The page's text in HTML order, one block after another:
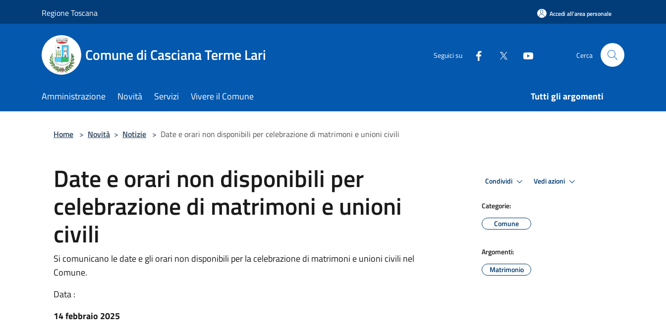
Regione Toscana Accedi all'area personale
Comune di Casciana Terme Lari Seguici su Cerca
Amministrazione Novità Servizi Vivere il Comune Tutti gli argomenti
Home > Novità > Notizie > Date e orari non disponibili per celebrazione di matrimoni e unioni civili
Date e orari non disponibili per
celebrazione di matrimoni e unioni
civili
Si comunicano le date e gli orari non disponibili per la celebrazione di matrimoni e unioni civili nel
Comune.
Data :
14 febbraio 2025
Condividi Vedi azioni
Categorie:
Comune
Argomenti:
Matrimonio